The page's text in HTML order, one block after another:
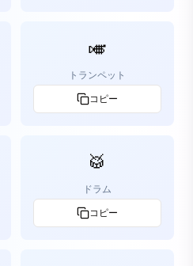
🎺
トランペット
コピー
🥁
ドラム
コピー